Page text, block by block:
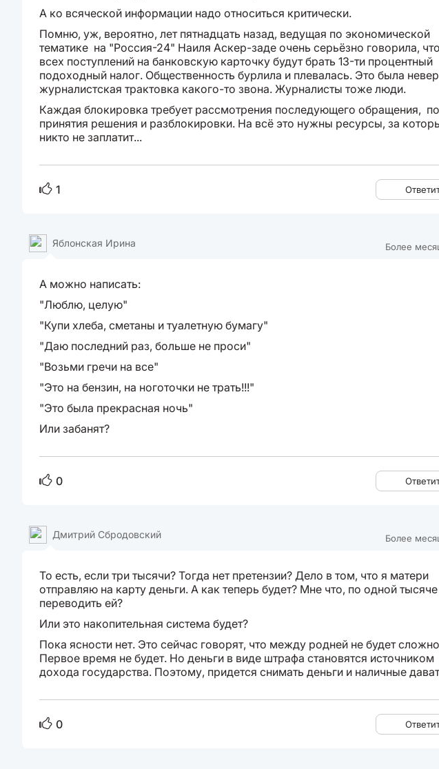
А ко всяческой информации надо относиться критически.
Помню, уж, вероятно, лет пятнадцать назад, ведущая по экономической
тематике на "Россия-24" Наиля Аскер-заде очень серьёзно говорила,
всех поступлений на банковскую карточку будут брать 13-ти процентный
подоходный налог. Общественность бурлила и плевалась. Это была
журналистская трактовка какого-то звона. Журналисты тоже люди.
Каждая блокировка требует рассмотрения последующего обращения,
принятия решения и разблокировки. На всё это нужны ресурсы, за
никто не заплатит...
1
Более
Яблонская Ирина
А можно написать:
"Люблю, целую"
"Купи хлеба, сметаны и туалетную бумагу"
"Даю последний раз, больше не проси"
"Возьми гречи на все"
"Это на бензин, на ноготочки не трать!!!"
"Это была прекрасная ночь"
Или забанят?
0
Более
Дмитрий Сбродовский
То есть, если три тысячи? Тогда нет претензии? Дело в том, что я матери
отправляю на карту деньги. А как теперь будет? Мне что, по одной тысяче
переводить ей?
Или это накопительная система будет?
Пока ясности нет. Это сейчас говорят, что между родней не будет
Первое время не будет. Но деньги в виде штрафа становятся источником
дохода государства. Поэтому, придется снимать деньги и наличные
0